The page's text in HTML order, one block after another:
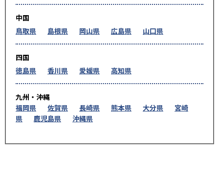
中国
鳥取県
島根県 岡山県 広島県 山口県
四国
徳島県
香川県 愛媛県 高知県
九州・沖縄
福岡県
佐賀県 長崎県 熊本県 大分県
宮崎
県
鹿児島県 沖縄県